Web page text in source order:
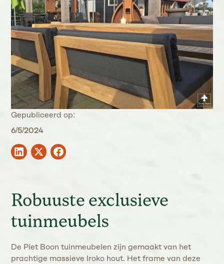
Gepubliceerd op:
6/5/2024
Robuuste exclusieve
tuinmeubels
De Piet Boon tuinmeubelen zijn gemaakt van het
prachtige massieve Iroko hout. Het frame van deze